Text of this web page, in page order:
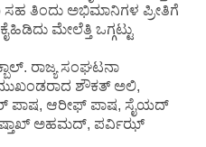
ತಿಂದು ಅಭಿಮಾನಿಗಳ ಪ್ರೀತಿಗೆ
ಮೇಲೆತ್ತಿ ಒಗ್ಗಟ್ಟು
ರಾಜ್ಯ ಸಂಘಟನಾ
ಶೌಕತ್ ಅಲಿ,
ಪಾಷ, ಆರೀಫ್ ಪಾಷ, ಸೈಯದ್
ಅಹಮದ್, ಪರ್ವಿಝ್